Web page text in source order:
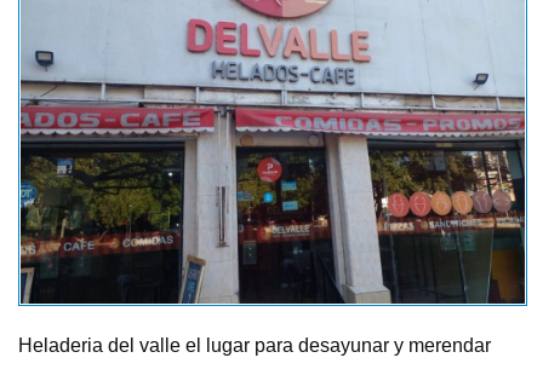
Heladeria del valle el lugar para desayunar y merendar